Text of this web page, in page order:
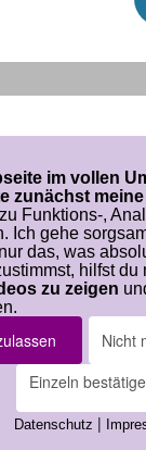
Seite
Wer ist
Impressum
vorbehalten
Mitgliederbereich mit
im vollen
zunächst
Funktions-,
Ich gehe
das, was
hilfst du
zu zeigen
Nicht
Einzeln
Datenschutz |